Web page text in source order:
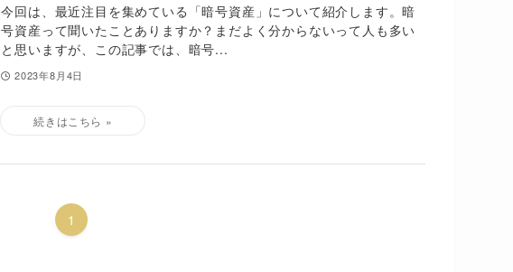
今回は、最近注目を集めている「暗号資産」について紹介します。暗
号資産って聞いたことありますか？まだよく分からないって人も多い
と思いますが、この記事では、暗号...
2023年8月4日
1